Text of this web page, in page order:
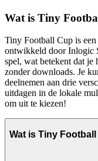
Wat is Tiny
Tiny Football Cup is
ontwikkeld door Inlogic
spel, wat betekent dat je
zonder downloads. Je
deelnemen aan drie
uitdagen in de lokale
om uit te kiezen!
Wat is Tiny